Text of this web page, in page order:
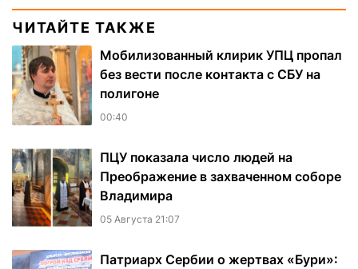
ЧИТАЙТЕ ТАКЖЕ
Мобилизованный клирик УПЦ пропал
без вести после контакта с СБУ на
полигоне
00:40
ПЦУ показала число людей на
Преображение в захваченном соборе
Владимира
05 Августа 21:07
Патриарх Сербии о жертвах «Бури»: